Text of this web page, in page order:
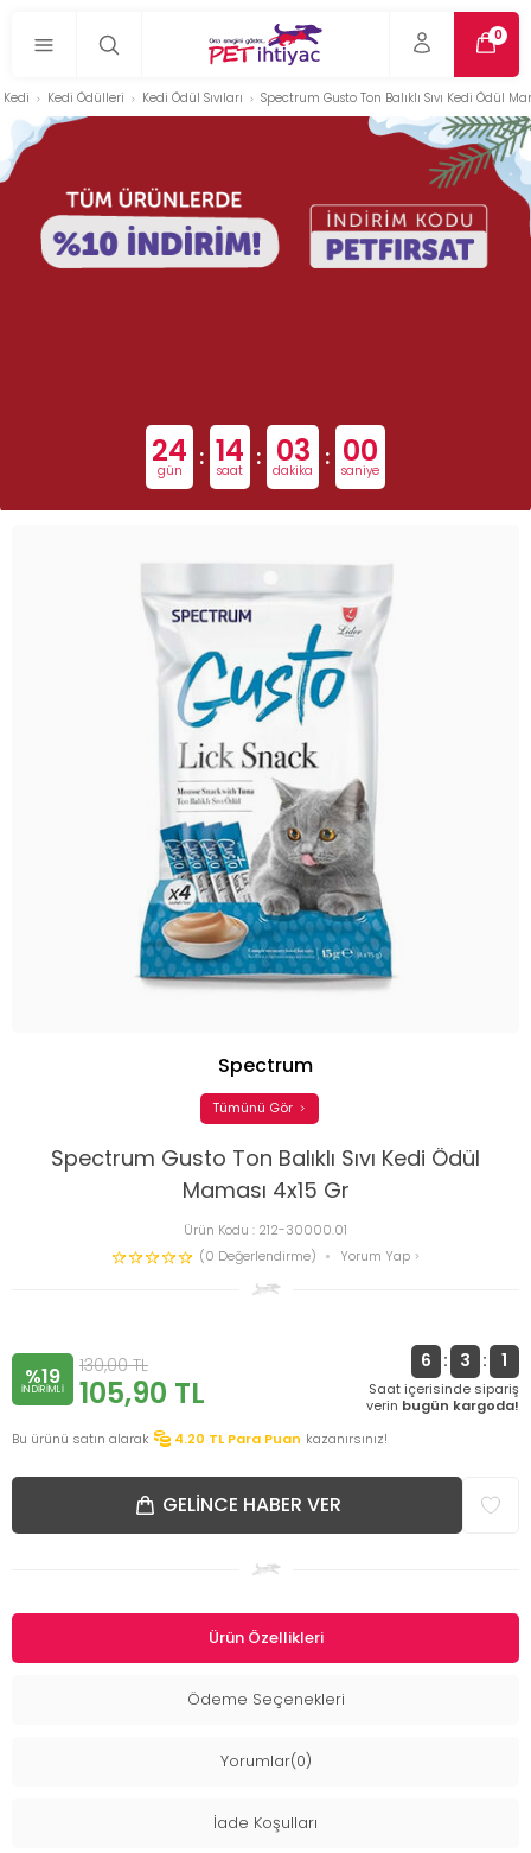
0
Kedi Kedi Ödülleri Kedi Ödül Sıvıları Spectrum Gusto Ton Balıklı Sıvı Kedi Ödül
24
gün : 14
saat : 02
dakika : 59
saniye
Spectrum Gusto Ton Balıklı Sıvı Kedi Ödül
Maması 4x15 Gr
Ürün Kodu : 212-30000.01
(0 Değerlendirme)
Yorum Yap
Spectrum
Tümünü Gör
%19
INDIRIMLI
130,00TL
105,90 TL
6 : 3 : 1
Saat içerisinde sipariş
verin bugün kargoda!
Bu ürünü satın alarak
4.20 TL Para Puan kazanırsınız!
GELINCE HABER VER
Ürün Özellikleri
Ödeme Seçenekleri
Yorumlar(0)
İade Koşulları